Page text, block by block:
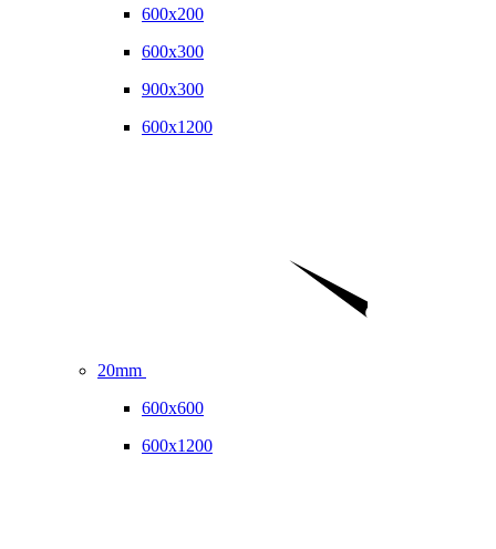
600x200
600x300
900x300
600x1200
20mm
600x600
600x1200